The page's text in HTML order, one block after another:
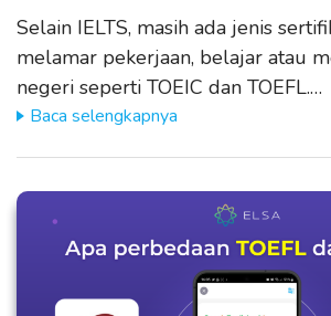
Selain IELTS, masih ada jenis
melamar pekerjaan, belajar atau
negeri seperti TOEIC dan TOEFL.…
Baca selengkapnya